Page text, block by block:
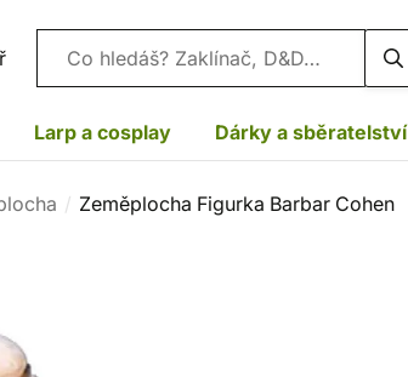
Vyhledávání
Larp a cosplay Dárky a sběratelství
Zeměplocha Figurka Barbar Cohen